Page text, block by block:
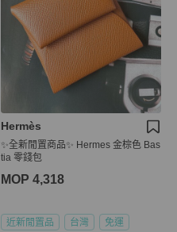
Hermès
✨全新閒置商品✨ Hermes 金棕色 Bas
tia 零錢包
MOP 4,318
近新閒置品 台灣 免運